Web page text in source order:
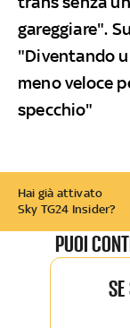
gareggiare".
"Diventando
meno veloce
specchio"
Hai già attivato
Sky TG24 Insider?
PUOI